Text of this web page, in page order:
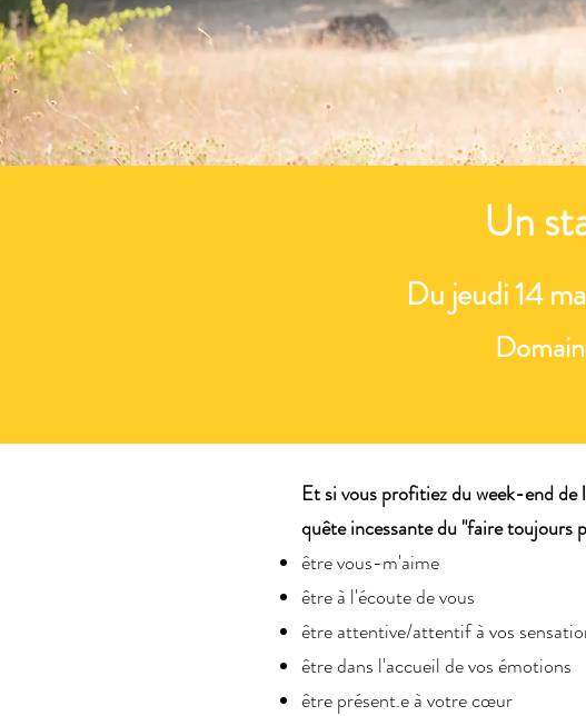
Un
Du jeudi 14
Et si vous profitiez du week-end
quête incessante du "faire toujours
être vous-m'aime
être à l'écoute de vous
être attentive/attentif à vos
être dans l'accueil de vos émotions
être présent.e à votre cœur